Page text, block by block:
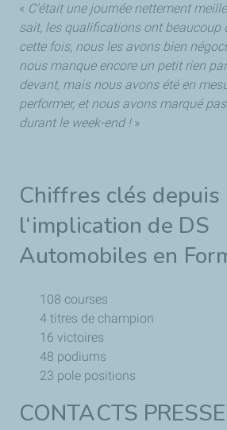
« C’était une journée nettement
sait, les qualifications ont beaucoup
cette fois, nous les avons bien
nous manque encore un petit rien
devant, mais nous avons été en
performer, et nous avons marqué
durant le week-end ! »
Chiffres clés depuis
l‘implication de DS
Automobiles en
108 courses
4 titres de champion
16 victoires
48 podiums
23 pole positions
CONTACTS PRESSE